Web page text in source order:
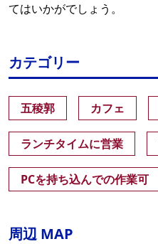
てはいかがでしょう。
カテゴリー
五稜郭 カフェ
ランチタイムに営業
PCを持ち込んでの作業可
周辺 MAP